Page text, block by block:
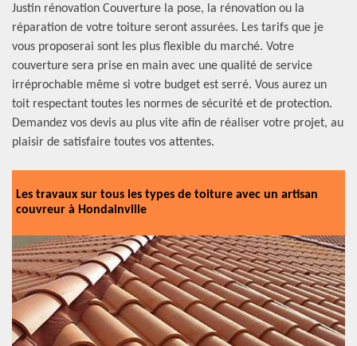
Justin rénovation Couverture la pose, la rénovation ou la
réparation de votre toiture seront assurées. Les tarifs que je
vous proposerai sont les plus flexible du marché. Votre
couverture sera prise en main avec une qualité de service
irréprochable même si votre budget est serré. Vous aurez un
toit respectant toutes les normes de sécurité et de protection.
Demandez vos devis au plus vite afin de réaliser votre projet, au
plaisir de satisfaire toutes vos attentes.
Les travaux sur tous les types de toiture avec un artisan
couvreur à Hondainville